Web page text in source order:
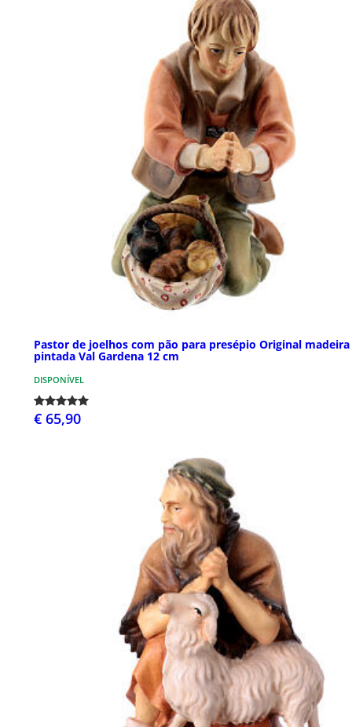
Pastor de joelhos com pão para presépio Original madeira
pintada Val Gardena 12 cm
DISPONÍVEL
€ 65,90